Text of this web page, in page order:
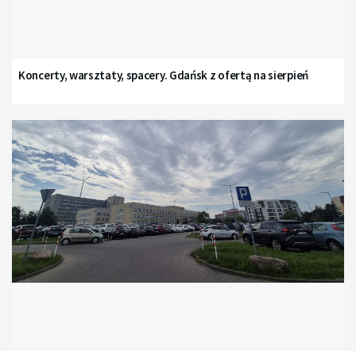
Koncerty, warsztaty, spacery. Gdańsk z ofertą na sierpień